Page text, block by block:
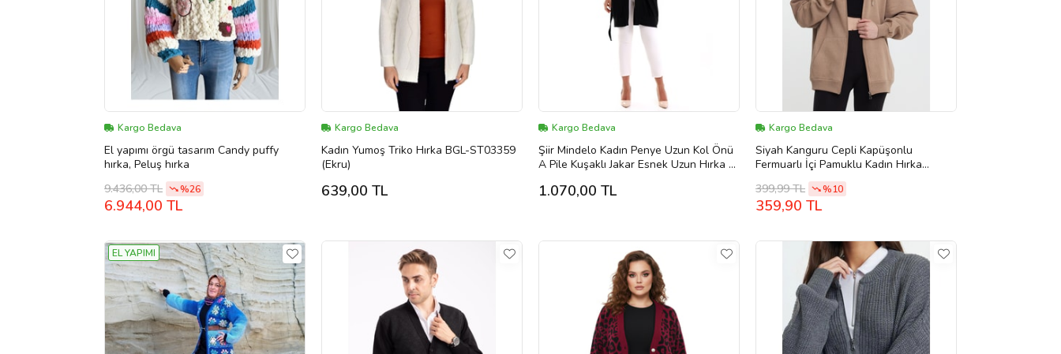
Kargo Bedava
El yapımı örgü tasarım Candy puffy
hırka, Peluş hırka
9.436,00 TL
%26
6.944,00 TL
Kargo Bedava
Kadın Yumoş Triko Hırka BGL-ST03359
(Ekru)
639,00 TL
Kargo Bedava
Şiir Mindelo Kadın Penye Uzun Kol Önü
A Pile Kuşaklı Jakar Esnek Uzun Hırka &
1.070,00 TL
Kargo Bedava
Siyah Kanguru Cepli Kapüşonlu
Fermuarlı İçi Pamuklu Kadın Hırka
399,99 TL %10
359,90 TL
EL YAPIMI